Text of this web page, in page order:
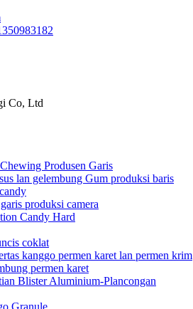
Co, Ltd
Produsen Garis
lan gelembung Gum produksi baris
produksi camera
Candy Hard
coklat
kanggo permen karet lan permen krim
permen karet
Blister Aluminium-Plancongan
Granule